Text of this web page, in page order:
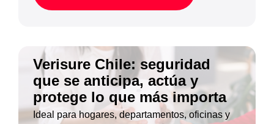
Verisure Chile: seguridad
que se anticipa, actúa y
protege lo que más importa
Ideal para hogares, departamentos, oficinas y